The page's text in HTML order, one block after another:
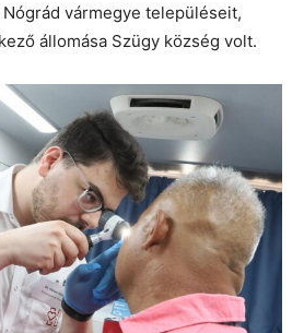
vármegye településeit,
állomása Szügy község volt.